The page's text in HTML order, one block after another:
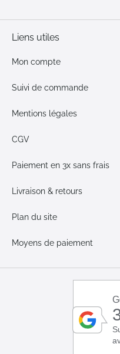
Liens utiles
Mon compte
Suivi de commande
Mentions légales
CGV
Paiement en 3x sans frais
Livraison & retours
Plan du site
Moyens de paiement